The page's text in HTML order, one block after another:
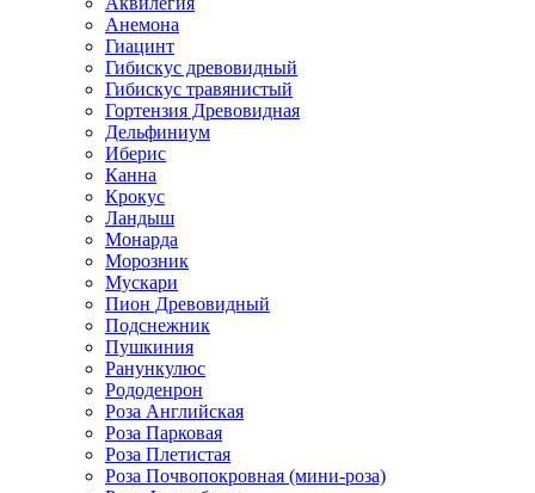
Анемона
Гиацинт
Гибискус древовидный
Гибискус травянистый
Гортензия Древовидная
Дельфиниум
Иберис
Канна
Крокус
Ландыш
Монарда
Морозник
Мускари
Пион Древовидный
Подснежник
Пушкиния
Ранункулюс
Рододенрон
Роза Английская
Роза Парковая
Роза Плетистая
Роза Почвопокровная (мини-роза)